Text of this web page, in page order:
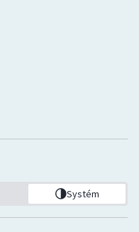
Systém